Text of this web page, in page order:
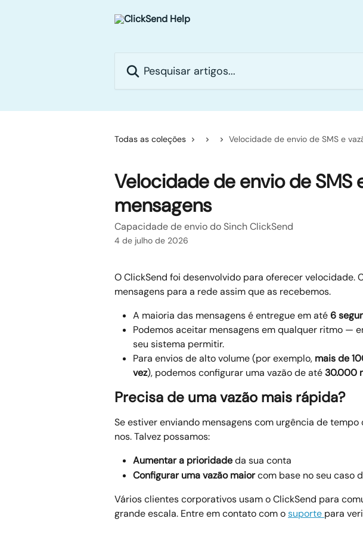
Todas as coleções Velocidade de envio de SMS e
Velocidade de envio de SMS
mensagens
Capacidade de envio do Sinch ClickSend
4 de julho de 2026
O ClickSend foi desenvolvido para oferecer velocidade.
mensagens para a rede assim que as recebemos.
A maioria das mensagens é entregue em até 6
Podemos aceitar mensagens em qualquer ritmo —
seu sistema permitir.
Para envios de alto volume (por exemplo, mais de
vez), podemos configurar uma vazão de até 30.000
Precisa de uma vazão mais rápida?
Se estiver enviando mensagens com urgência de
nos. Talvez possamos:
Aumentar a prioridade da sua conta
Configurar uma vazão maior com base no seu caso
Vários clientes corporativos usam o ClickSend para
grande escala. Entre em contato com o suporte para